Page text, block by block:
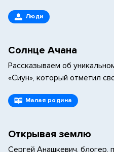
Люди
Солнце Ачана
Рассказываем об
«Сиун», который отметил
Малая родина
Открывая землю
Сергей Анашкевич, блогер,